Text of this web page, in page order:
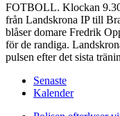
FOTBOLL. Klockan 9.30
från Landskrona IP till
blåser domare Fredrik
för de randiga.
pulsen efter det sista
Senaste
Kalender